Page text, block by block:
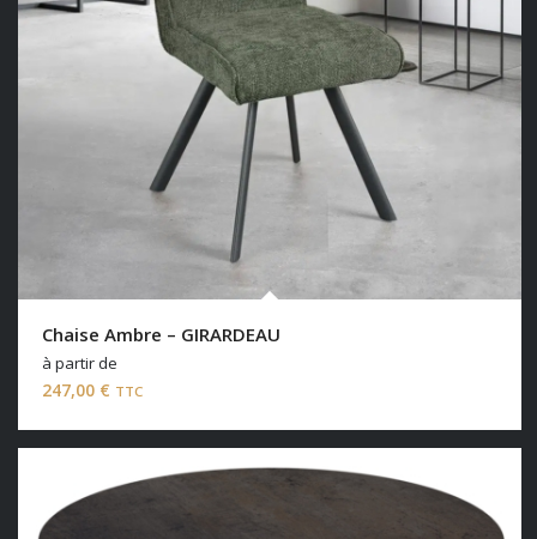
Chaise Ambre – GIRARDEAU
à partir de
247,00 € TTC